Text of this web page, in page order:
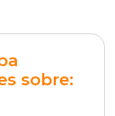
sobre: